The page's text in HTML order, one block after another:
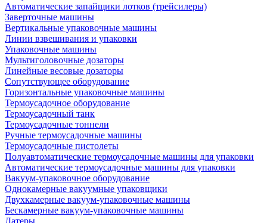
Автоматические запайщики лотков (трейсилеры)
Заверточные машины
Вертикальные упаковочные машины
Линии взвешивания и упаковки
Упаковочные машины
Мультиголовочные дозаторы
Линейные весовые дозаторы
Сопутствующее оборудование
Горизонтальные упаковочные машины
Термоусадочное оборудование
Термоусадочный танк
Термоусадочные тоннели
Ручные термоусадочные машины
Термоусадочные пистолеты
Полуавтоматические термоусадочные машины для упаковки
Автоматические термоусадочные машины для упаковки
Вакуум-упаковочное оборудование
Однокамерные вакуумные упаковщики
Двухкамерные вакуум-упаковочные машины
Бескамерные вакуум-упаковочные машины
Датеры